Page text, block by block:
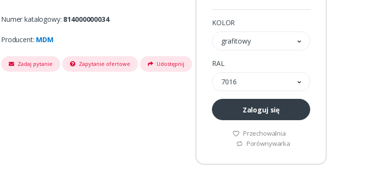
Numer katalogowy: 814000000034
Producent: MDM
Zadaj pytanie Zapytanie ofertowe Udostępnij
KOLOR
grafitowy
RAL
7016
Zaloguj się
Przechowalnia
Porównywarka